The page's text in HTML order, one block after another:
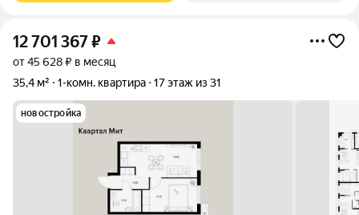
12 701 367₽
от 45 628 ₽ в месяц
35,4 м²
1-комн. квартира 17 этаж из 31
новостройка